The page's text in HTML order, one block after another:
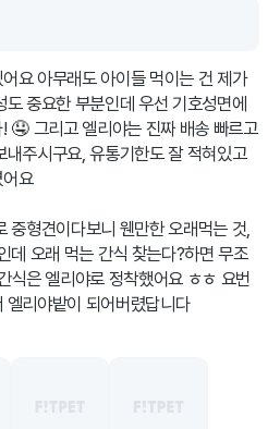
요 아무래도 아이들 먹이는 건 제가
중요한 부분인데 우선 기호성면에
🤤 그리고 엘리야는 진짜 배송 빠르고
주시구요, 유통기한도 잘 적혀있고
요
형견이다보니 웬만한 오래먹는 것,
데 오래 먹는 간식 찾는다?하면 무조
식은 엘리야로 정착했어요 ㅎㅎ 요번
리야밭이 되어버렸답니다